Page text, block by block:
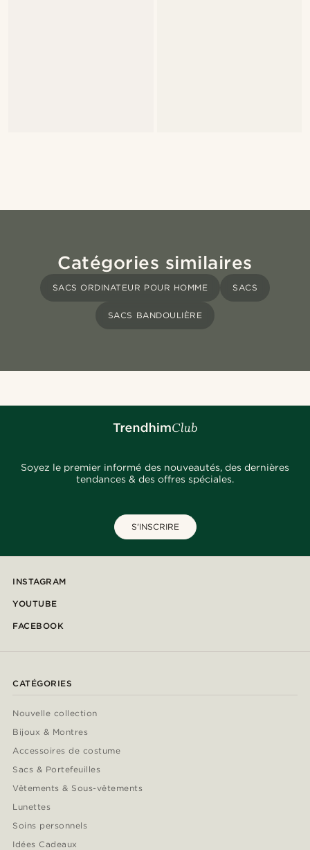
Catégories similaires
SACS ORDINATEUR POUR HOMME SACS
SACS BANDOULIÈRE
Soyez le premier informé des nouveautés, des dernières
tendances & des offres spéciales.
S'INSCRIRE
INSTAGRAM
YOUTUBE
FACEBOOK
CATÉGORIES
Nouvelle collection
Bijoux & Montres
Accessoires de costume
Sacs & Portefeuilles
Vêtements & Sous-vêtements
Lunettes
Soins personnels
Idées Cadeaux